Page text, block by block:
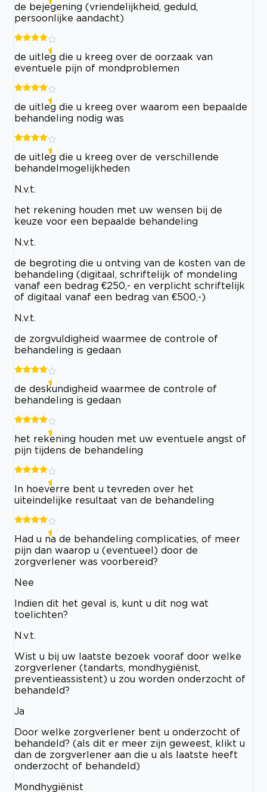
de bejegening (vriendelijkheid, geduld,
persoonlijke aandacht)
de uitleg die u kreeg over de oorzaak van
eventuele pijn of mondproblemen
de uitleg die u kreeg over waarom een bepaalde
behandeling nodig was
de uitleg die u kreeg over de verschillende
behandelmogelijkheden
N.v.t.
het rekening houden met uw wensen bij de
keuze voor een bepaalde behandeling
N.v.t.
de begroting die u ontving van de kosten van de
behandeling (digitaal, schriftelijk of mondeling
vanaf een bedrag €250,- en verplicht schriftelijk
of digitaal vanaf een bedrag van €500,-)
N.v.t.
de zorgvuldigheid waarmee de controle of
behandeling is gedaan
de deskundigheid waarmee de controle of
behandeling is gedaan
het rekening houden met uw eventuele angst of
pijn tijdens de behandeling
In hoeverre bent u tevreden over het
uiteindelijke resultaat van de behandeling
Had u na de behandeling complicaties, of meer
pijn dan waarop u (eventueel) door de
zorgverlener was voorbereid?
Nee
Indien dit het geval is, kunt u dit nog wat
toelichten?
N.v.t.
Wist u bij uw laatste bezoek vooraf door welke
zorgverlener (tandarts, mondhygiënist,
preventieassistent) u zou worden onderzocht of
behandeld?
Ja
Door welke zorgverlener bent u onderzocht of
behandeld? (als dit er meer zijn geweest, klikt u
dan de zorgverlener aan die u als laatste heeft
onderzocht of behandeld)
Mondhygiënist